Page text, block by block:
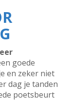
goede
en zeker niet
dag je tanden
poetsbeurt